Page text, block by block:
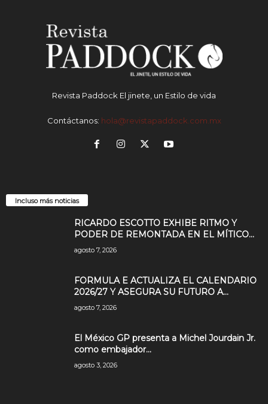
Revista Paddock El jinete, un Estilo de vida
Contáctanos: hola@revistapaddock.com.mx
Incluso más noticias
RICARDO ESCOTTO EXHIBE RITMO Y
PODER DE REMONTADA EN EL MÍTICO...
agosto 7, 2026
FORMULA E ACTUALIZA EL CALENDARIO
2026/27 Y ASEGURA SU FUTURO A...
agosto 7, 2026
El México GP presenta a Michel Jourdain Jr.
como embajador...
agosto 3, 2026